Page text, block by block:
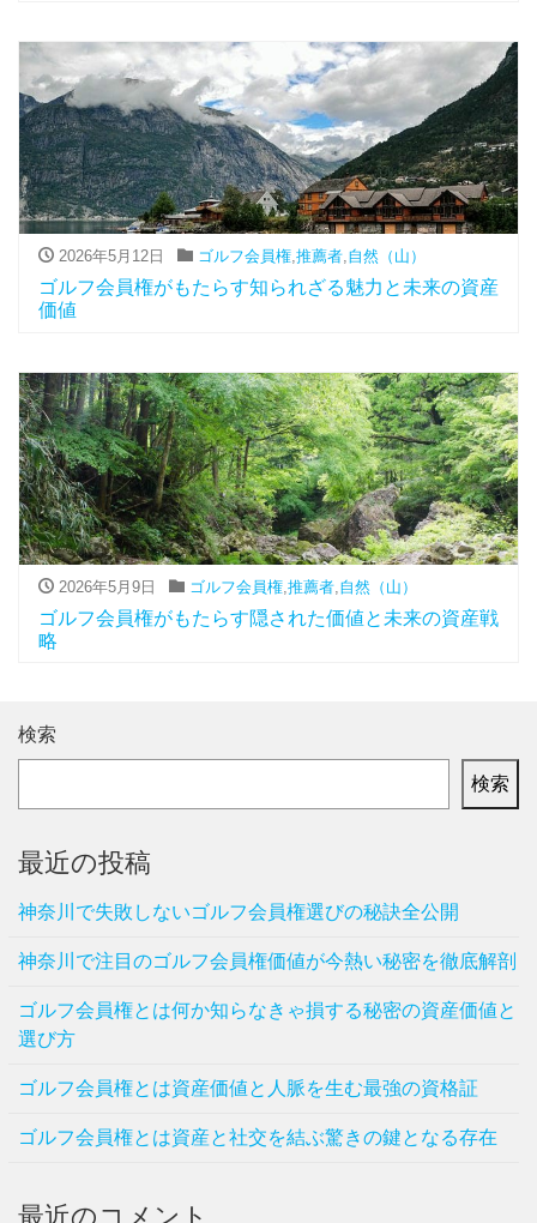
2026年5月12日 ゴルフ会員権,推薦者,自然（山）
ゴルフ会員権がもたらす知られざる魅力と未来の資産
価値
2026年5月9日 ゴルフ会員権, 推薦者, 自然（山）
ゴルフ会員権がもたらす隠された価値と未来の資産戦
略
検索
検索
最近の投稿
神奈川で失敗しないゴルフ会員権選びの秘訣全公開
神奈川で注目のゴルフ会員権価値が今熱い秘密を徹底解剖
ゴルフ会員権とは何か知らなきゃ損する秘密の資産価値と
選び方
ゴルフ会員権とは資産価値と人脈を生む最強の資格証
ゴルフ会員権とは資産と社交を結ぶ驚きの鍵となる存在
最近のコメント